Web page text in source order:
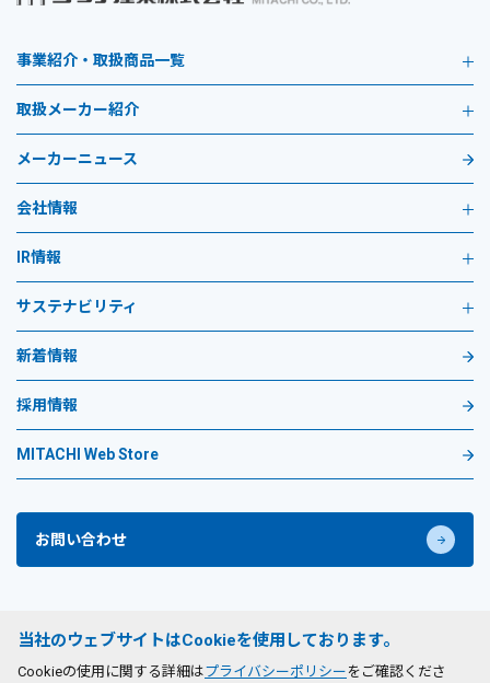
事業紹介・取扱商品一覧
取扱メーカー紹介
メーカーニュース
会社情報
IR情報
サステナビリティ
新着情報
採用情報
MITACHI Web Store
お問い合わせ
サイトのご利用条件
当社のウェブサイトはCookieを使用しております。
Cookieの使用に関する詳細はプライバシーポリシー をご確認くださ